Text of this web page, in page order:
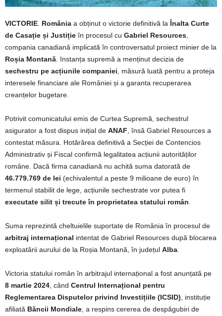
VICTORIE România a obținut o victorie definitivă la Înalta Curte
de Casație și Justiție în procesul cu Gabriel Resources
compania canadiană implicată în controversatul proiect minier de la
Roșia Montană . Instanța supremă a menținut decizia de
sechestru pe acțiunile companiei , măsură luată pentru a proteja
interesele financiare ale României și a garanta recuperarea
creanțelor bugetare.
Potrivit comunicatului emis de Curtea Supremă, sechestrul
asigurator a fost dispus inițial de ANAF , însă Gabriel Resources a
contestat măsura. Hotărârea definitivă a Secției de Contencios
Administrativ și Fiscal confirmă legalitatea acțiunii autorităților
române. Dacă firma canadiană nu achită suma datorată de
46.779.769 de lei (echivalentul a peste 9 milioane de euro) în
termenul stabilit de lege, acțiunile sechestrate vor putea fi
executate silit și trecute în proprietatea statului român
Suma reprezintă cheltuielile suportate de România în procesul de
arbitraj internațional intentat de Gabriel Resources după blocarea
exploatării aurului de la Roșia Montană, în județul Alba
Victoria statului român în arbitrajul internațional a fost anunțată pe
8 martie 2024 , când Centrul Internațional pentru
Reglementarea Disputelor privind Investițiile (ICSID) , instituție
afiliată Băncii Mondiale , a respins cererea de despăgubiri de